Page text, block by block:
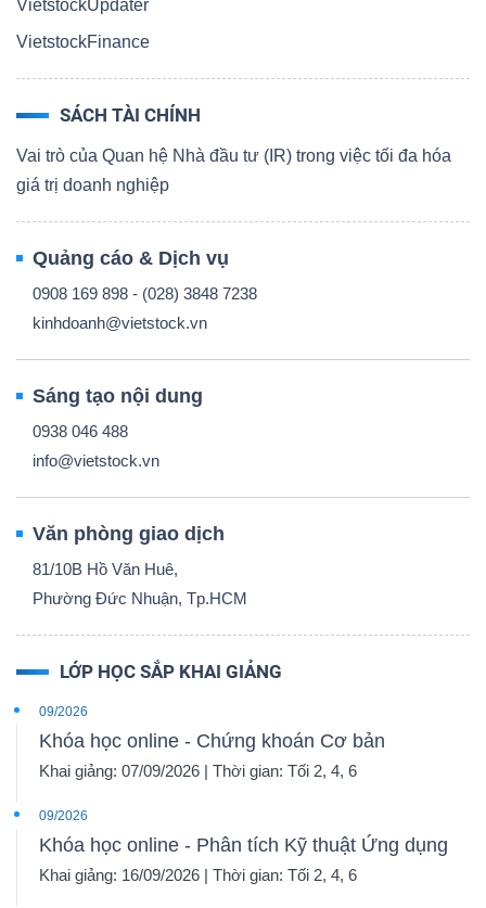
VietstockUpdater
VietstockFinance
SÁCH TÀI CHÍNH
Vai trò của Quan hệ Nhà đầu tư (IR) trong việc tối đa hóa
giá trị doanh nghiệp
Quảng cáo & Dịch vụ
0908 169 898 - (028) 3848 7238
kinhdoanh@vietstock.vn
Sáng tạo nội dung
0938 046 488
info@vietstock.vn
Văn phòng giao dịch
81/10B Hồ Văn Huê,
Phường Đức Nhuận, Tp.HCM
LỚP HỌC SẮP KHAI GIẢNG
09/2026
Khóa học online - Chứng khoán Cơ bản
Khai giảng: 07/09/2026 | Thời gian: Tối 2, 4, 6
09/2026
Khóa học online - Phân tích Kỹ thuật Ứng dụng
Khai giảng: 16/09/2026 | Thời gian: Tối 2, 4, 6